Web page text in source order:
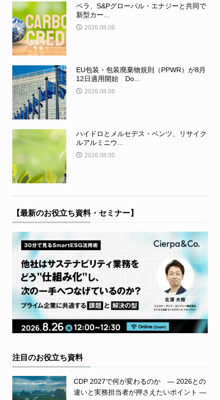
ベラ、S&Pグローバル・エナジーと共同で
新型カー...
2026.08.06
EU包装・包装廃棄物規則（PPWR）が8月
12日適用開始 Do...
2026.08.06
ハイドロとメルセデス・ベンツ、リサイク
ルアルミニウ...
2026.08.05
【最新のお役立ち資料・セミナー】
注目のお役立ち資料
CDP 2027で何が変わるのか ― 2026との
違いと実務担当者が押さえたいポイント ―